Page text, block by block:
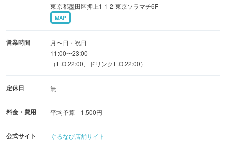
東京都墨田区押上1-1-2 東京ソラマチ6F
MAP
営業時間
月〜日・祝日
11:00〜23:00
（L.O.22:00、ドリンクL.O.22:00）
定休日 無
料金・費用 平均予算 1,500円
公式サイト ぐるなび店舗サイト